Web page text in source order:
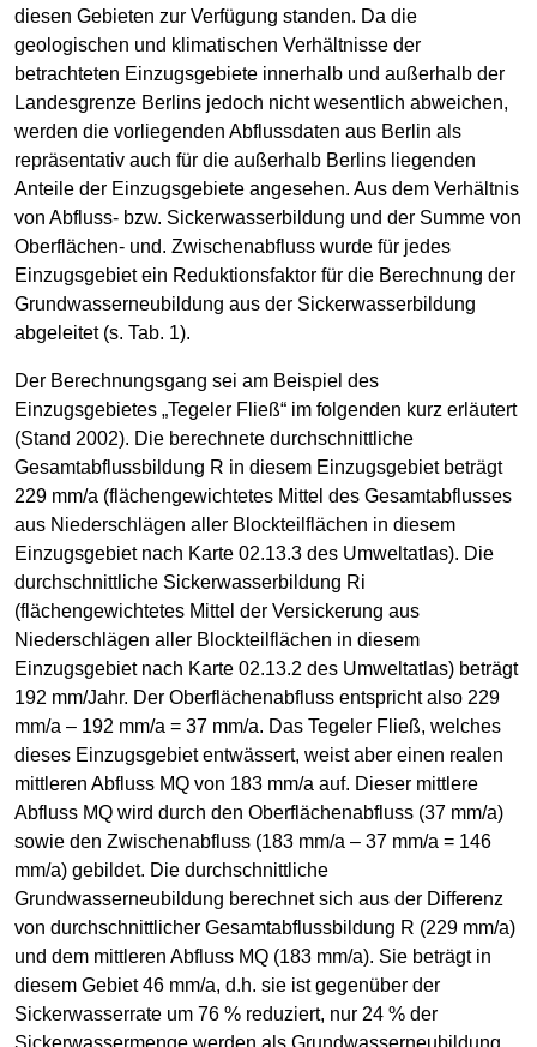
diesen Gebieten zur Verfügung standen. Da die
geologischen und klimatischen Verhältnisse der
betrachteten Einzugsgebiete innerhalb und außerhalb der
Landesgrenze Berlins jedoch nicht wesentlich abweichen,
werden die vorliegenden Abflussdaten aus Berlin als
repräsentativ auch für die außerhalb Berlins liegenden
Anteile der Einzugsgebiete angesehen. Aus dem Verhältnis
von Abfluss- bzw. Sickerwasserbildung und der Summe von
Oberflächen- und. Zwischenabfluss wurde für jedes
Einzugsgebiet ein Reduktionsfaktor für die Berechnung der
Grundwasserneubildung aus der Sickerwasserbildung
abgeleitet (s. Tab. 1).
Der Berechnungsgang sei am Beispiel des
Einzugsgebietes „Tegeler Fließ“ im folgenden kurz erläutert
(Stand 2002). Die berechnete durchschnittliche
Gesamtabflussbildung R in diesem Einzugsgebiet beträgt
229 mm/a (flächengewichtetes Mittel des Gesamtabflusses
aus Niederschlägen aller Blockteilflächen in diesem
Einzugsgebiet nach Karte 02.13.3 des Umweltatlas). Die
durchschnittliche Sickerwasserbildung Ri
(flächengewichtetes Mittel der Versickerung aus
Niederschlägen aller Blockteilflächen in diesem
Einzugsgebiet nach Karte 02.13.2 des Umweltatlas) beträgt
192 mm/Jahr. Der Oberflächenabfluss entspricht also 229
mm/a – 192 mm/a = 37 mm/a. Das Tegeler Fließ, welches
dieses Einzugsgebiet entwässert, weist aber einen realen
mittleren Abfluss MQ von 183 mm/a auf. Dieser mittlere
Abfluss MQ wird durch den Oberflächenabfluss (37 mm/a)
sowie den Zwischenabfluss (183 mm/a – 37 mm/a = 146
mm/a) gebildet. Die durchschnittliche
Grundwasserneubildung berechnet sich aus der Differenz
von durchschnittlicher Gesamtabflussbildung R (229 mm/a)
und dem mittleren Abfluss MQ (183 mm/a). Sie beträgt in
diesem Gebiet 46 mm/a, d.h. sie ist gegenüber der
Sickerwasserrate um 76 % reduziert, nur 24 % der